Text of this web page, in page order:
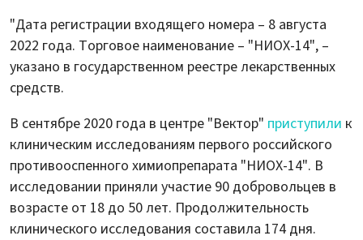
"Дата регистрации входящего номера – 8 августа
2022 года. Торговое наименование – "НИОХ-14", –
указано в государственном реестре лекарственных
средств.
В сентябре 2020 года в центре "Вектор" приступили к
клиническим исследованиям первого российского
противооспенного химиопрепарата "НИОХ-14". В
исследовании приняли участие 90 добровольцев в
возрасте от 18 до 50 лет. Продолжительность
клинического исследования составила 174 дня.